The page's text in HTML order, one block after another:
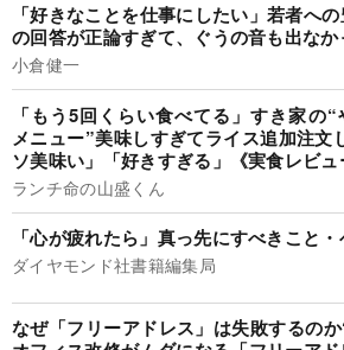
「好きなことを仕事にしたい」若者へ
の回答が正論すぎて、ぐうの音も出なか
小倉健一
「もう5回くらい食べてる」すき家の
メニュー”美味しすぎてライス追加注文
ソ美味い」「好きすぎる」《実食レビュ
ランチ命の山盛くん
「心が疲れたら」真っ先にすべきこと
ダイヤモンド社書籍編集局
なぜ「フリーアドレス」は失敗するの